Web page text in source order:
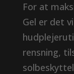
For at
Gel er det
rensning,